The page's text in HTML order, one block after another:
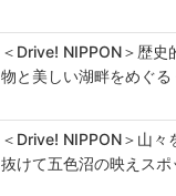
＜Drive! NIPPON＞歴史
物と美しい湖畔をめぐ
＜Drive! NIPPON＞山々
抜けて五色沼の映えス